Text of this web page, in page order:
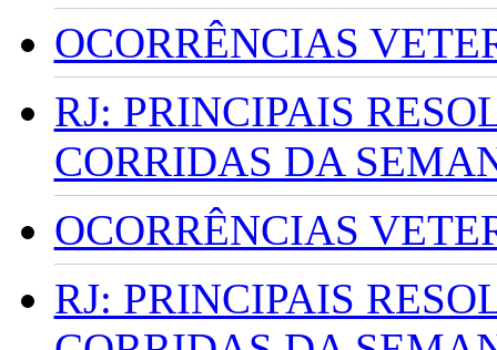
OCORRÊNCIAS
RJ: PRINCIPAIS
CORRIDAS DA
OCORRÊNCIAS
RJ: PRINCIPAIS